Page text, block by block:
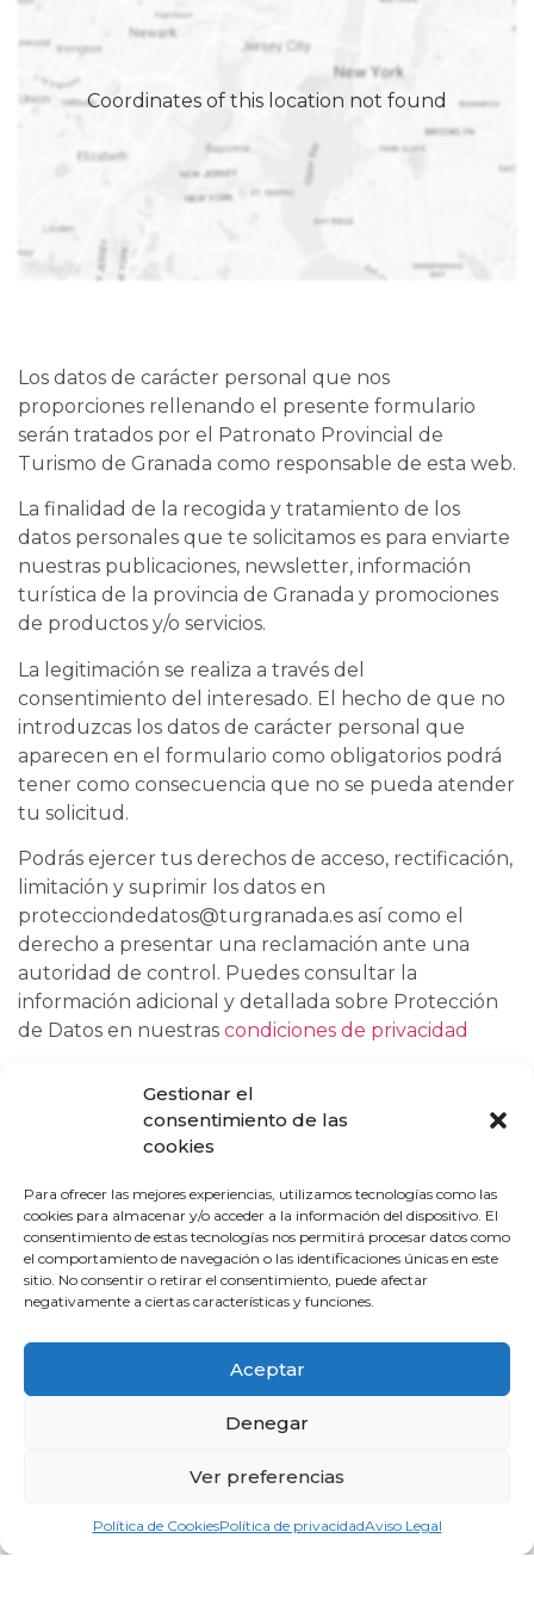
Gestionar el
consentimiento de las
cookies
Para ofrecer las mejores experiencias, utilizamos tecnologías como las
cookies para almacenar y/o acceder a la información del dispositivo. El
consentimiento de estas tecnologías nos permitirá procesar datos como
el comportamiento de navegación o las identificaciones únicas en este
sitio. No consentir o retirar el consentimiento, puede afectar
negativamente a ciertas características y funciones.
Aceptar
Denegar
Ver preferencias
Política de CookiesPolítica de privacidadAviso Legal
Coordinates of this location not found
Los datos de carácter personal que nos
proporciones rellenando el presente formulario
serán tratados por el Patronato Provincial de
Turismo de Granada como responsable de esta web.
La finalidad de la recogida y tratamiento de los
datos personales que te solicitamos es para enviarte
nuestras publicaciones, newsletter, información
turística de la provincia de Granada y promociones
de productos y/o servicios.
La legitimación se realiza a través del
consentimiento del interesado. El hecho de que no
introduzcas los datos de carácter personal que
aparecen en el formulario como obligatorios podrá
tener como consecuencia que no se pueda atender
tu solicitud.
Podrás ejercer tus derechos de acceso, rectificación,
limitación y suprimir los datos en
protecciondedatos@turgranada.es así como el
derecho a presentar una reclamación ante una
autoridad de control. Puedes consultar la
información adicional y detallada sobre Protección
de Datos en nuestras condiciones de privacidad
Vive experiencias
inolvidables
Nuestra provincia te brinda la oportunidad de tener
una experiencia en la naturaleza inolvidable.